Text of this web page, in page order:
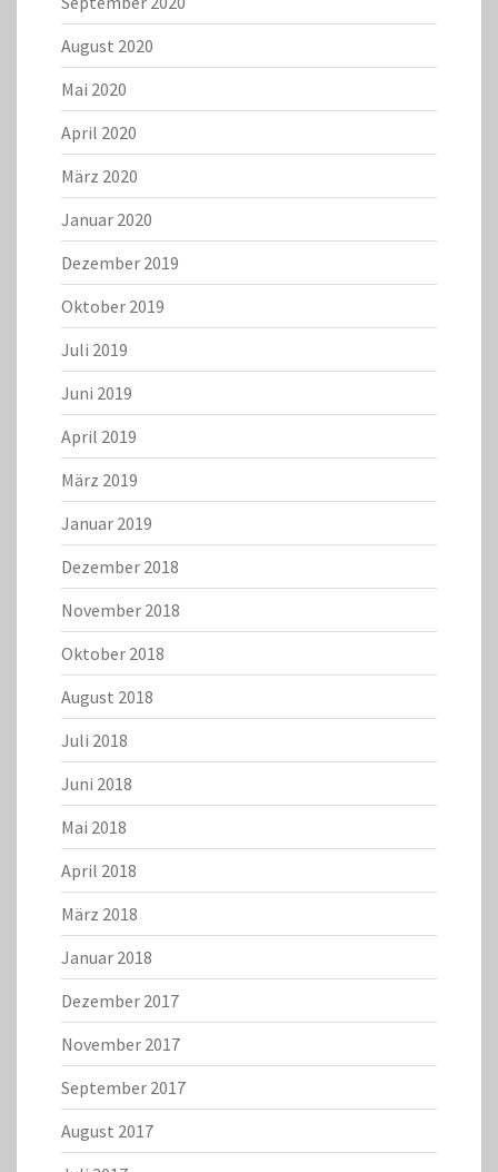
August 2020
Mai 2020
April 2020
März 2020
Januar 2020
Dezember 2019
Oktober 2019
Juli 2019
Juni 2019
April 2019
März 2019
Januar 2019
Dezember 2018
November 2018
Oktober 2018
August 2018
Juli 2018
Juni 2018
Mai 2018
April 2018
März 2018
Januar 2018
Dezember 2017
November 2017
September 2017
August 2017